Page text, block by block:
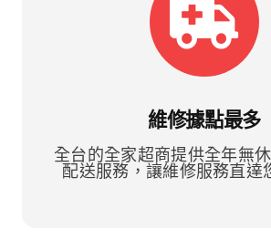
維修據點最多
全台的全家超商提供全年無
配送服務，讓維修服務直達